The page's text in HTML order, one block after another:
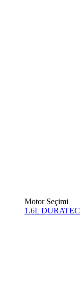
Motor Seçimi
1.6L DURATEC